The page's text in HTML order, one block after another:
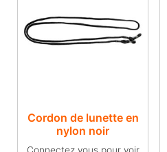
Cordon de lunette en
nylon noir